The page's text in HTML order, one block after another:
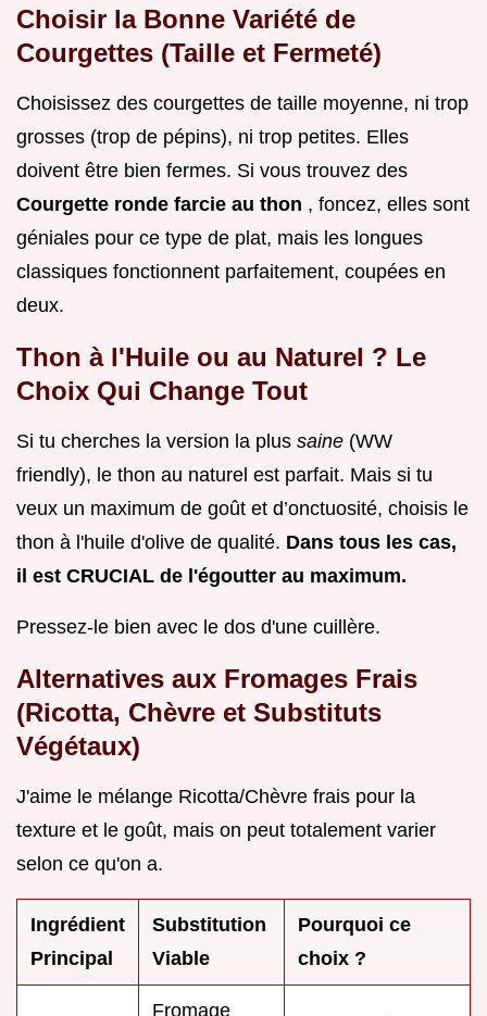
Choisir la Bonne Variété de
Courgettes (Taille et Fermeté)
Choisissez des courgettes de taille moyenne, ni trop
grosses (trop de pépins), ni trop petites. Elles
doivent être bien fermes. Si vous trouvez des
Courgette ronde farcie au thon , foncez, elles sont
géniales pour ce type de plat, mais les longues
classiques fonctionnent parfaitement, coupées en
deux.
Thon à l'Huile ou au Naturel ? Le
Choix Qui Change Tout
Si tu cherches la version la plus saine (WW
friendly), le thon au naturel est parfait. Mais si tu
veux un maximum de goût et d’onctuosité, choisis le
thon à l'huile d'olive de qualité. Dans tous les cas,
il est CRUCIAL de l'égoutter au maximum.
Pressez-le bien avec le dos d'une cuillère.
Alternatives aux Fromages Frais
(Ricotta, Chèvre et Substituts
Végétaux)
J'aime le mélange Ricotta/Chèvre frais pour la
texture et le goût, mais on peut totalement varier
selon ce qu'on a.
Ingrédient
Principal
Substitution
Viable
Pourquoi ce
choix ?
Fromage